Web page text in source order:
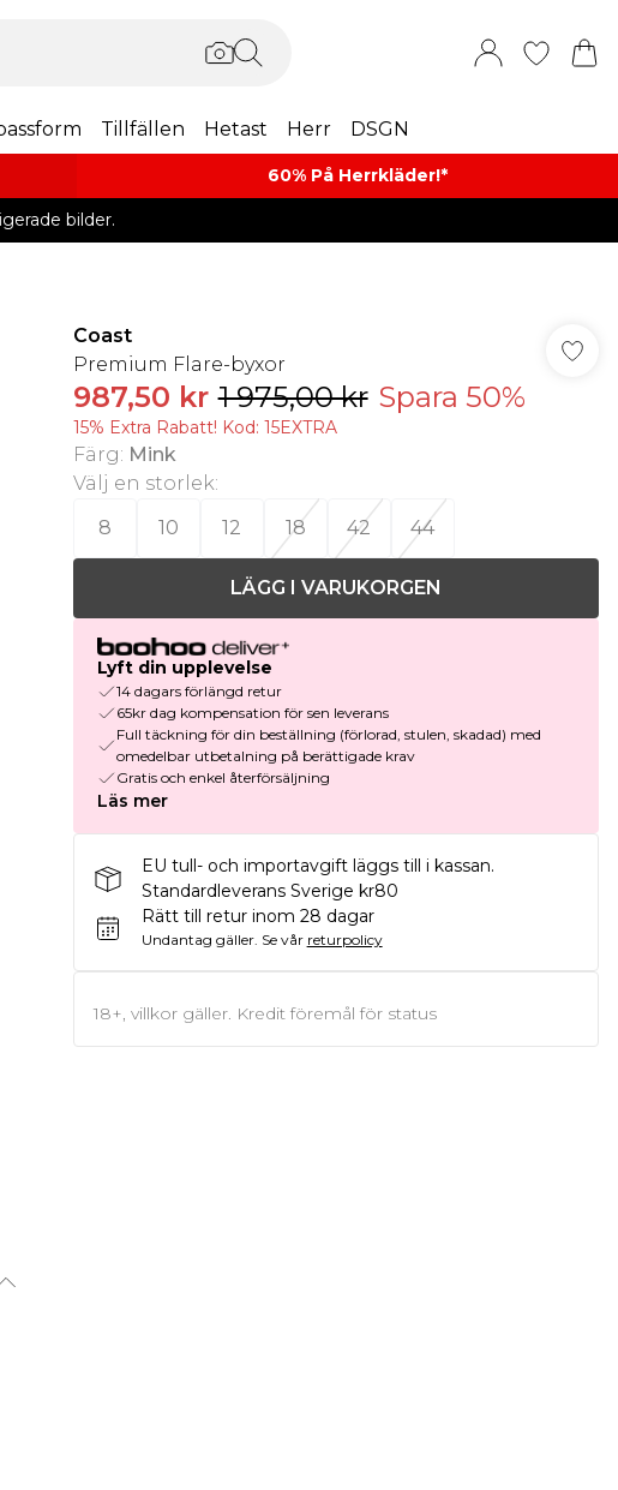
Tillfällen Hetast Herr DSGN
60% På Herrkläder!*​
bilder.
Coast
Premium Flare-byxor
987,50 kr 1 975,00 kr Spara 50%
15% Extra Rabatt! Kod: 15EXTRA
Färg: Mink
Välj en storlek:
8
10 12 18 42 44
LÄGG I VARUKORGEN
Lyft din upplevelse
14 dagars förlängd retur
65kr dag kompensation för sen leverans
Full täckning för din beställning (förlorad, stulen, skadad) med
omedelbar utbetalning på berättigade krav
Gratis och enkel återförsäljning
Läs mer
EU tull- och importavgift läggs till i kassan.
Standardleverans Sverige kr80
Rätt till retur inom 28 dagar
Undantag gäller. Se vår returpolicy
18+, villkor gäller. Kredit föremål för status